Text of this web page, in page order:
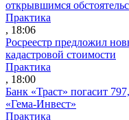
открывшимся
Практика
, 18:06
Росреестр предложил
кадастровой стоимости
Практика
, 18:00
Банк «Траст» погасит
«Гема-Инвест»
Практика